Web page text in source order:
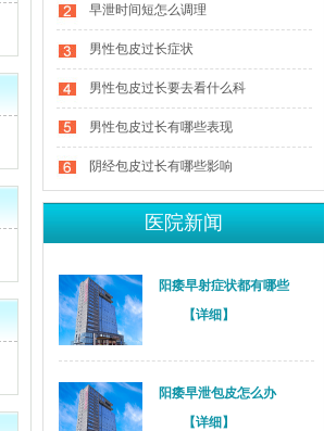
早泄时间短怎么调理
男性包皮过长症状
男性包皮过长要去看什么科
男性包皮过长有哪些表现
阴经包皮过长有哪些影响
医院新闻
阳痿早射症状都有哪些
【详细】
阳痿早泄包皮怎么办
【详细】